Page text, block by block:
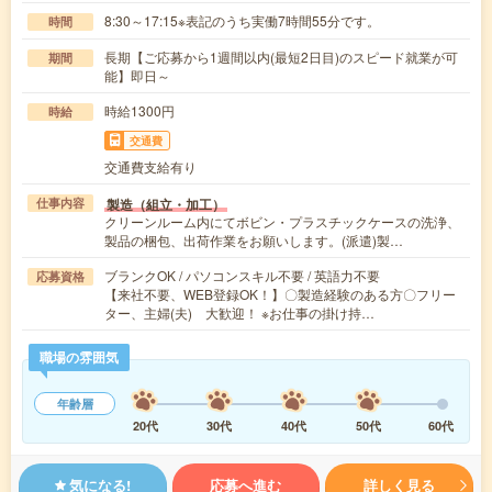
時間 8:30～17:15※表記のうち実働7時間55分です。
期間
長期【ご応募から1週間以内(最短2日目)のスピード就業が可
能】即日～
時給 時給1300円
交通費
交通費支給有り
仕事内容 製造（組立・加工）
クリーンルーム内にてボビン・プラスチックケースの洗浄、
製品の梱包、出荷作業をお願いします。(派遣)製…
応募資格
ブランクOK / パソコンスキル不要 / 英語力不要
【来社不要、WEB登録OK！】〇製造経験のある方〇フリー
ター、主婦(夫) 大歓迎！ ※お仕事の掛け持…
職場の雰囲気
年齢層
20代
30代 40代 50代 60代
気になる! 応募へ進む 詳しく見る